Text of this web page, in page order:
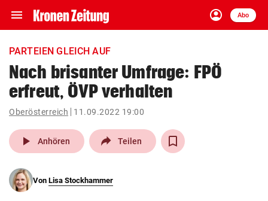
menu Navigation
ein-/ausklappen
account_circle
Anmelden
Abo
close Schließen
account_circle Anmelden
pin_drop
Wien arrow_right
PARTEIEN GLEICH AUF
Nach brisanter Umfrage: FPÖ
erfreut, ÖVP verhalten
Oberösterreich 11.09.2022 19:00
play_arrow Anhören Teilen
Von Lisa Stockhammer